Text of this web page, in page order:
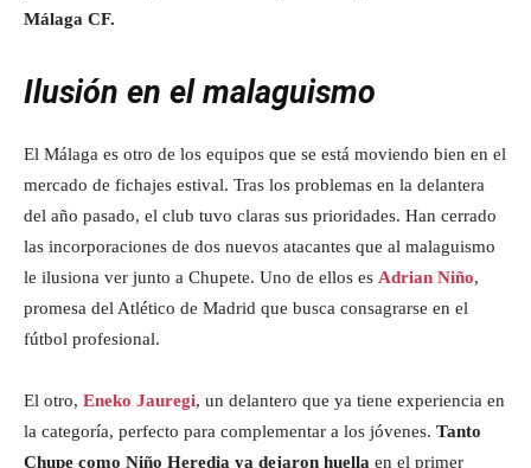
Málaga CF.
Ilusión en el malaguismo
El Málaga es otro de los equipos que se está moviendo bien en el
mercado de fichajes estival. Tras los problemas en la delantera
del año pasado, el club tuvo claras sus prioridades. Han cerrado
las incorporaciones de dos nuevos atacantes que al malaguismo
le ilusiona ver junto a Chupete. Uno de ellos es Adrian Niño,
promesa del Atlético de Madrid que busca consagrarse en el
fútbol profesional.
El otro, Eneko Jauregi, un delantero que ya tiene experiencia en
la categoría, perfecto para complementar a los jóvenes. Tanto
Chupe como Niño Heredia ya dejaron huella en el primer